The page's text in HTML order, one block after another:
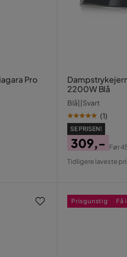
Pro
2200W Blå
Blå||Svart
(1)
SE PRISEN!
Pris
309,-
Original
Før
Tidligere laveste
Prisgunstig Få